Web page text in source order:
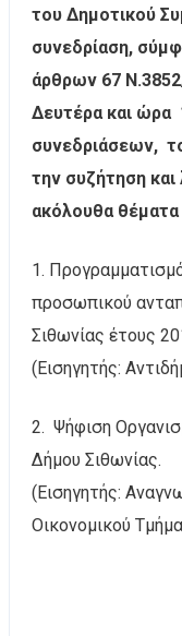
του Δημοτικού
συνεδρίαση,
άρθρων 67
Δευτέρα και ώρα
συνεδριάσεων,
την συζήτηση
ακόλουθα θέματα
1.
προσωπικού
Σιθωνίας έτους
(Εισηγητής:
2. Ψήφιση
Δήμου Σιθωνίας.
(Εισηγητής:
Οικονομικού